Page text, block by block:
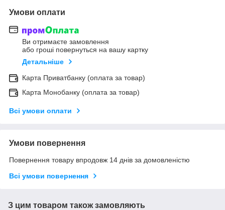
Умови оплати
Ви отримаєте замовлення
або гроші повернуться на вашу картку
Детальніше
Карта Приватбанку (оплата за товар)
Карта Монобанку (оплата за товар)
Всі умови оплати
Умови повернення
Повернення товару впродовж 14 днів за домовленістю
Всі умови повернення
З цим товаром також замовляють